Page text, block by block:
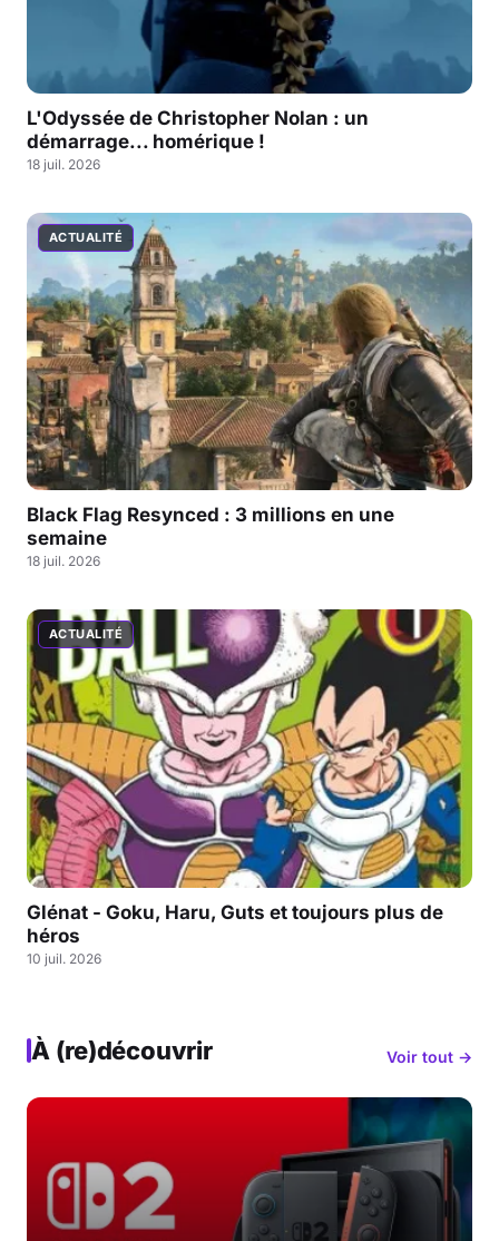
L'Odyssée de Christopher Nolan : un
démarrage... homérique !
18 juil. 2026
ACTUALITÉ
Black Flag Resynced : 3 millions en une
semaine
18 juil. 2026
ACTUALITÉ
Glénat - Goku, Haru, Guts et toujours plus de
héros
10 juil. 2026
À (re)découvrir Voir tout →